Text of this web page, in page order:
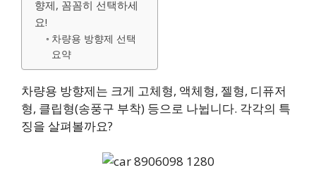
향제, 꼼꼼히 선택하세
요!
차량용 방향제 선택
요약
차량용 방향제는 크게 고체형, 액체형, 젤형, 디퓨저
형, 클립형(송풍구 부착) 등으로 나뉩니다. 각각의 특
징을 살펴볼까요?